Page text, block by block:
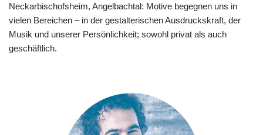
Neckarbischofsheim, Angelbachtal: Motive begegnen uns in
vielen Bereichen – in der gestalterischen Ausdruckskraft, der
Musik und unserer Persönlichkeit; sowohl privat als auch
geschäftlich.